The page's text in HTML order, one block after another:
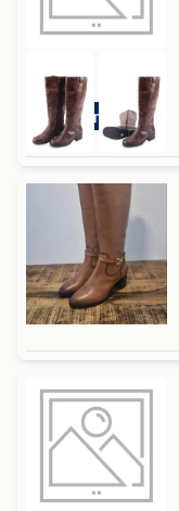
Duurzame deal